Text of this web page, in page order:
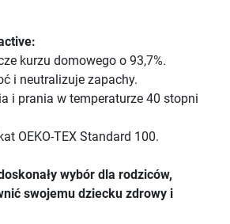
kurzu domowego o 93,7%.
i neutralizuje zapachy.
i prania w temperaturze 40 stopni
OEKO-TEX Standard 100.
wybór dla rodziców,
swojemu dziecku zdrowy i